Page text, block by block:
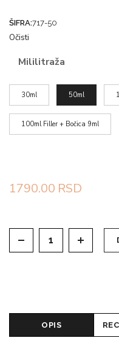
ŠIFRA:717-50
Mililitraža
30ml 50ml
100ml Filler + Bočica 9ml
Očisti
1790.00 RSD
OPIS